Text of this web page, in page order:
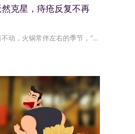
克星，痔疮反复不再
在这个每天坐着不动，火锅常伴左右的季节，“十人九痔”已不仅仅是一句俗语。不分男女老幼，每个人都可能得痔疮，仅有的区别是，年龄越长发病率越高。 下面这些食材，堪称痔疮的头号对手，你不妨吃来试试